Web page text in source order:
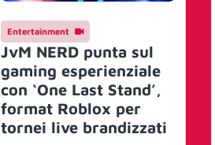
Entertainment
JvM NERD punta sul
gaming esperienziale
con ‘One Last Stand’,
format Roblox per
tornei live brandizzati